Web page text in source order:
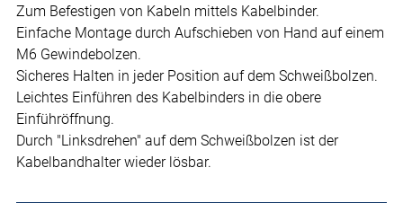
Zum Befestigen von Kabeln mittels Kabelbinder.
Einfache Montage durch Aufschieben von Hand auf einem
M6 Gewindebolzen.
Sicheres Halten in jeder Position auf dem Schweißbolzen.
Leichtes Einführen des Kabelbinders in die obere
Einführöffnung.
Durch "Linksdrehen" auf dem Schweißbolzen ist der
Kabelbandhalter wieder lösbar.